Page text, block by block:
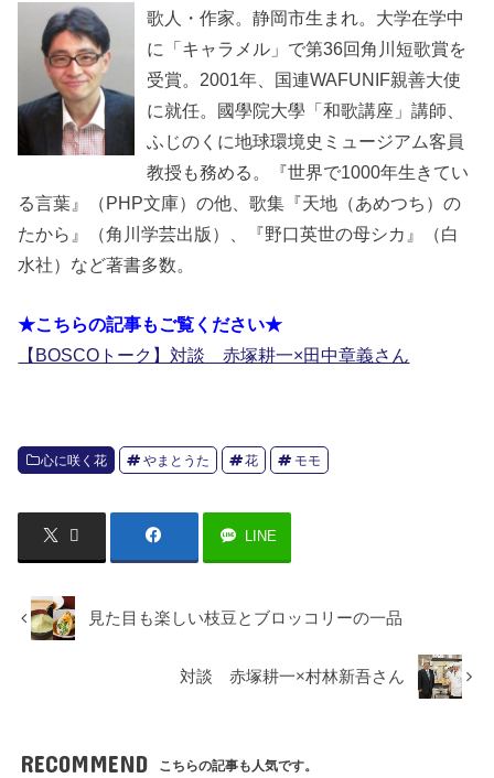
歌人・作家。静岡市生まれ。大学在学中
に「キャラメル」で第36回角川短歌賞を
受賞。2001年、国連WAFUNIF親善大使
に就任。國學院大學「和歌講座」講師、
ふじのくに地球環境史ミュージアム客員
教授も務める。『世界で1000年生きてい
る言葉』（PHP文庫）の他、歌集『天地（あめつち）の
たから』（角川学芸出版）、『野口英世の母シカ』（白
水社）など著書多数。
★こちらの記事もご覧ください★
【BOSCOトーク】対談 赤塚耕一×田中章義さん
心に咲く花 やまとうた 花 モモ
LINE
見た目も楽しい枝豆とブロッコリーの一品
対談 赤塚耕一×村林新吾さん
RECOMMEND こちらの記事も人気です。